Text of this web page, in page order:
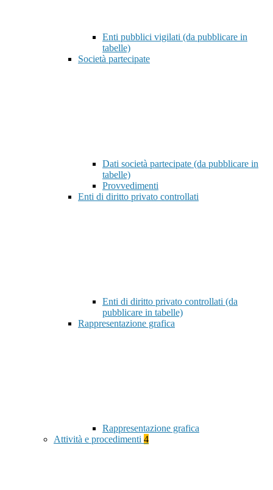
Enti pubblici vigilati (da pubblicare in
tabelle)
Società partecipate
Dati società partecipate (da pubblicare in
tabelle)
Provvedimenti
Enti di diritto privato controllati
Enti di diritto privato controllati (da
pubblicare in tabelle)
Rappresentazione grafica
Rappresentazione grafica
Attività e procedimenti 4